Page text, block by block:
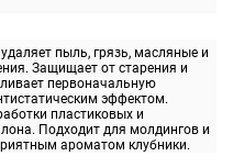
пыль, грязь, масляные и
Защищает от старения и
первоначальную
эффектом.
пластиковых и
Подходит для молдингов и
ароматом клубники.